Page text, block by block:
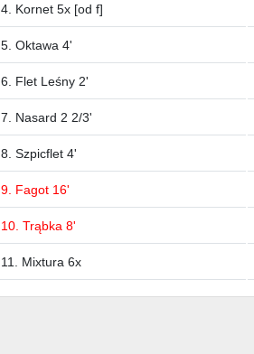
4. Kornet 5x [od f]
5. Oktawa 4'
6. Flet Leśny 2'
7. Nasard 2 2/3'
8. Szpicflet 4'
9. Fagot 16'
10. Trąbka 8'
11. Mixtura 6x